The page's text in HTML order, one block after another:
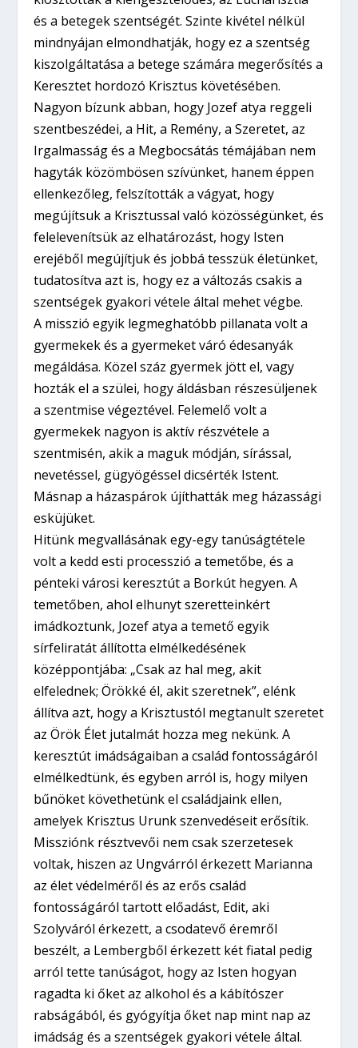
és a betegek szentségét. Szinte kivétel nélkül
mindnyájan elmondhatják, hogy ez a szentség
kiszolgáltatása a betege számára megerősítés a
Keresztet hordozó Krisztus követésében.
Nagyon bízunk abban, hogy Jozef atya reggeli
szentbeszédei, a Hit, a Remény, a Szeretet, az
Irgalmasság és a Megbocsátás témájában nem
hagyták közömbösen szívünket, hanem éppen
ellenkezőleg, felszították a vágyat, hogy
megújítsuk a Krisztussal való közösségünket, és
felelevenítsük az elhatározást, hogy Isten
erejéből megújítjuk és jobbá tesszük életünket,
tudatosítva azt is, hogy ez a változás csakis a
szentségek gyakori vétele által mehet végbe.
A misszió egyik legmeghatóbb pillanata volt a
gyermekek és a gyermeket váró édesanyák
megáldása. Közel száz gyermek jött el, vagy
hozták el a szülei, hogy áldásban részesüljenek
a szentmise végeztével. Felemelő volt a
gyermekek nagyon is aktív részvétele a
szentmisén, akik a maguk módján, sírással,
nevetéssel, gügyögéssel dicsérték Istent.
Másnap a házaspárok újíthatták meg házassági
esküjüket.
Hitünk megvallásának egy-egy tanúságtétele
volt a kedd esti processzió a temetőbe, és a
pénteki városi keresztút a Borkút hegyen. A
temetőben, ahol elhunyt szeretteinkért
imádkoztunk, Jozef atya a temető egyik
sírfeliratát állította elmélkedésének
középpontjába: „Csak az hal meg, akit
elfelednek; Örökké él, akit szeretnek”, elénk
állítva azt, hogy a Krisztustól megtanult szeretet
az Örök Élet jutalmát hozza meg nekünk. A
keresztút imádságaiban a család fontosságáról
elmélkedtünk, és egyben arról is, hogy milyen
bűnöket követhetünk el családjaink ellen,
amelyek Krisztus Urunk szenvedéseit erősítik.
Missziónk résztvevői nem csak szerzetesek
voltak, hiszen az Ungvárról érkezett Marianna
az élet védelméről és az erős család
fontosságáról tartott előadást, Edit, aki
Szolyváról érkezett, a csodatevő éremről
beszélt, a Lembergből érkezett két fiatal pedig
arról tette tanúságot, hogy az Isten hogyan
ragadta ki őket az alkohol és a kábítószer
rabságából, és gyógyítja őket nap mint nap az
imádság és a szentségek gyakori vétele által.